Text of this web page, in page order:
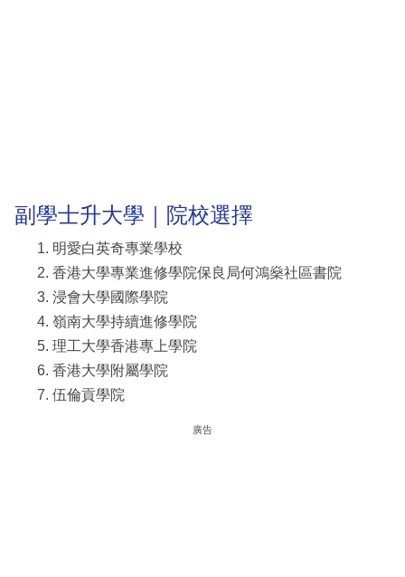
副學士升大學｜院校選擇
明愛白英奇專業學校
香港大學專業進修學院保良局何鴻燊社區書院
浸會大學國際學院
嶺南大學持續進修學院
理工大學香港專上學院
香港大學附屬學院
伍倫貢學院
廣告